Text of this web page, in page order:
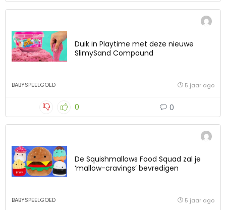
Duik in Playtime met deze nieuwe
SlimySand Compound
BABYSPEELGOED 5 jaar ago
0 0
De Squishmallows Food Squad zal je
‘mallow-cravings’ bevredigen
BABYSPEELGOED 5 jaar ago